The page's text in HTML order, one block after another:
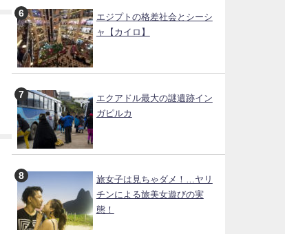
エジプトの格差社会とシーシ
ャ【カイロ】
エクアドル最大の謎遺跡イン
ガピルカ
旅女子は見ちゃダメ！…ヤリ
チンによる旅美女遊びの実
態！